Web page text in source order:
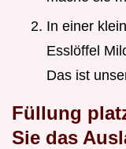
In einer
Esslöffel
Das ist
Füllung
Sie das